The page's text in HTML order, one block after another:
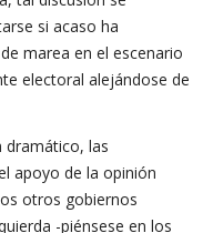
si acaso ha
marea en el escenario
electoral alejándose de
dramático, las
apoyo de la opinión
otros gobiernos
-piénsese en los